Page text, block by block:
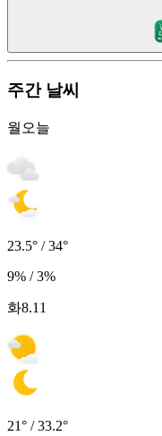
주간 날씨
월 오늘
23.5° / 34°
9% / 3%
화8.11
21° / 33.2°